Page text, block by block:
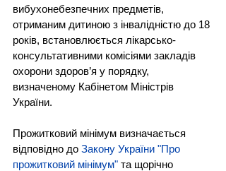
вибухонебезпечних предметів,
отриманим дитиною з інвалідністю до 18
років, встановлюється лікарсько-
консультативними комісіями закладів
охорони здоров’я у порядку,
визначеному Кабінетом Міністрів
України.
Прожитковий мінімум визначається
відповідно до Закону України "Про
прожитковий мінімум" та щорічно